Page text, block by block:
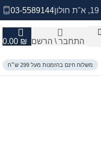
03-5589144
התחבר \ הרשם 0.00 ₪
משלוח חינם בהזמנות מעל 299 ש״ח